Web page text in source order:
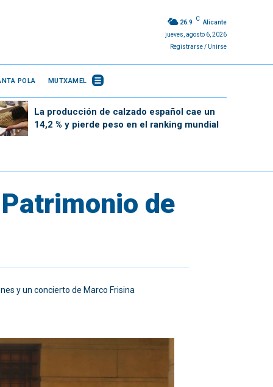
26.9
C
Alicante
jueves, agosto 6, 2026
Registrarse / Unirse
POLA MUTXAMEL
La producción de calzado español cae un
14,2 % y pierde peso en el ranking mundial
de
y un concierto de Marco Frisina